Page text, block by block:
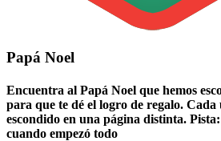
Papá Noel
Encuentra al Papá Noel que hemos
para que te dé el logro de regalo. Cada
escondido en una página distinta.
cuando empezó todo